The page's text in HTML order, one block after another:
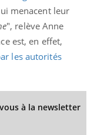
menacent leur
", relève Anne
est, en effet,
les autorités
à la newsletter